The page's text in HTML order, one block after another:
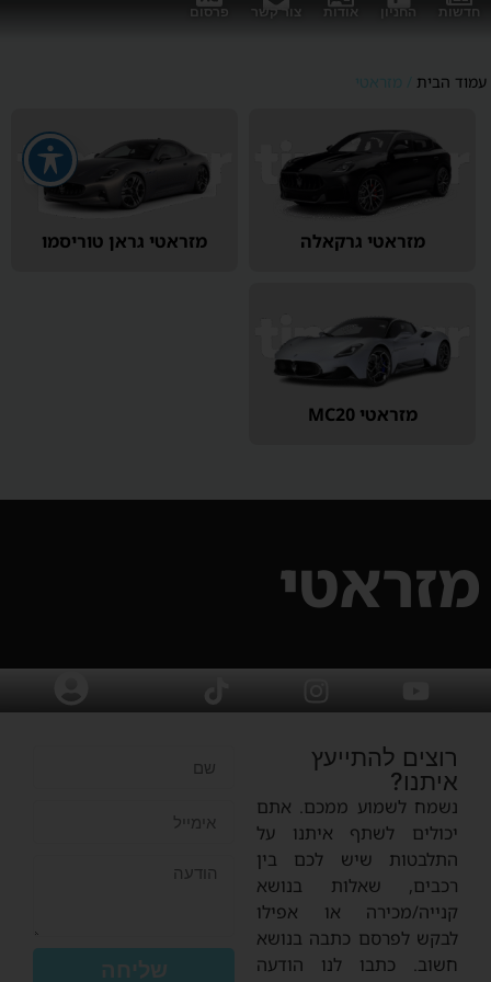
חדשות החניון אודות צור קשר פרסום
עמוד הבית / מזראטי
מזראטי גרקאלה מזראטי גראן טוריסמו
מזראטי MC20
מזראטי
רוצים להתייעץ
איתנו?
נשמח לשמוע ממכם. אתם
יכולים לשתף איתנו על
התלבטות שיש לכם בין
רכבים, שאלות בנושא
קנייה/מכירה או אפילו
לבקש לפרסם כתבה בנושא
חשוב. כתבו לנו הודעה
שליחה